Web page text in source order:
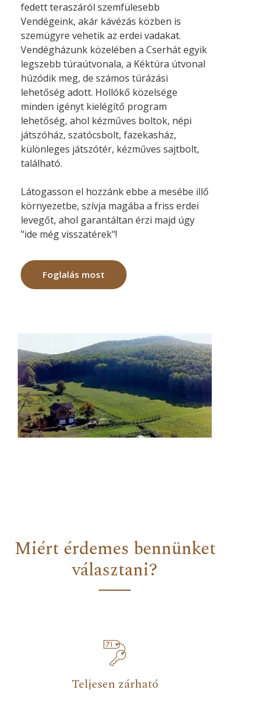
fedett teraszáról szemfülesebb
Vendégeink, akár kávézás közben is
szemügyre vehetik az erdei vadakat.
Vendégházunk közelében a Cserhát egyik
legszebb túraútvonala, a Kéktúra útvonal
húzódik meg, de számos túrázási
lehetőség adott. Hollókő közelsége
minden igényt kielégítő program
lehetőség, ahol kézműves boltok, népi
játszóház, szatócsbolt, fazekasház,
különleges játszótér, kézműves sajtbolt,
található.
Látogasson el hozzánk ebbe a mesébe illő
környezetbe, szívja magába a friss erdei
levegőt, ahol garantáltan érzi majd úgy
"ide még visszatérek"!
Foglalás most
Miért érdemes bennünket
választani?
Teljesen zárható